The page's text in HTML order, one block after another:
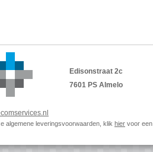
Edisonstraat 2c
7601 PS Almelo
algemene leveringsvoorwaarden, klik hier voor